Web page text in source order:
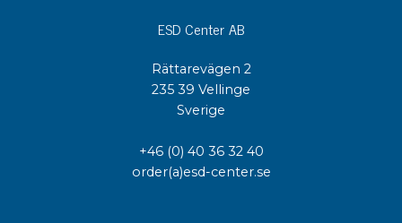
ESD Center AB
Rättarevägen 2
235 39 Vellinge
Sverige
+46 (0) 40 36 32 40
order(a)esd-center.se